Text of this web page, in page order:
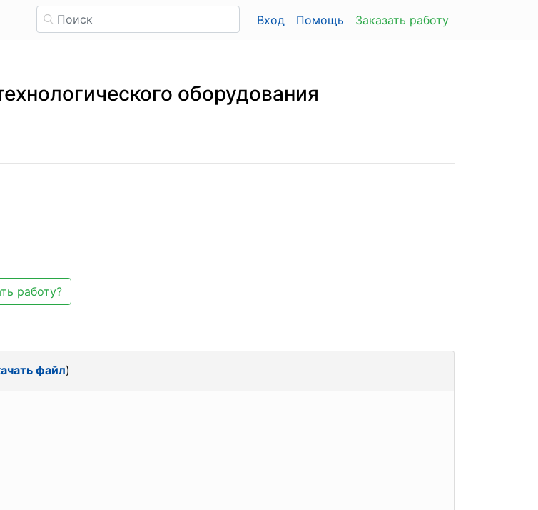
Вход Помощь Заказать работу
оборудования
работу?
файл)